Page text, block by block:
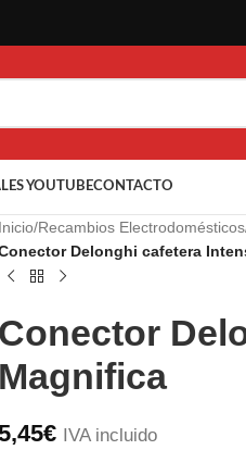
YOUTUBECONTACTO
Inicio/Recambios Electrodomésticos
Delonghi cafetera
Conector
Magnifica
€ IVA incluido